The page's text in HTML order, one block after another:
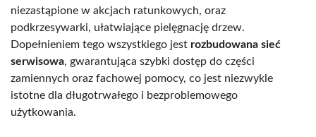
niezastąpione w akcjach ratunkowych, oraz
podkrzesywarki, ułatwiające pielęgnację drzew.
Dopełnieniem tego wszystkiego jest rozbudowana sieć
serwisowa, gwarantująca szybki dostęp do części
zamiennych oraz fachowej pomocy, co jest niezwykle
istotne dla długotrwałego i bezproblemowego
użytkowania.